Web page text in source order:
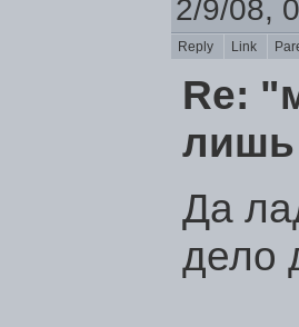
2/9/08,
Reply Link
Re:
лишь
Да
дело